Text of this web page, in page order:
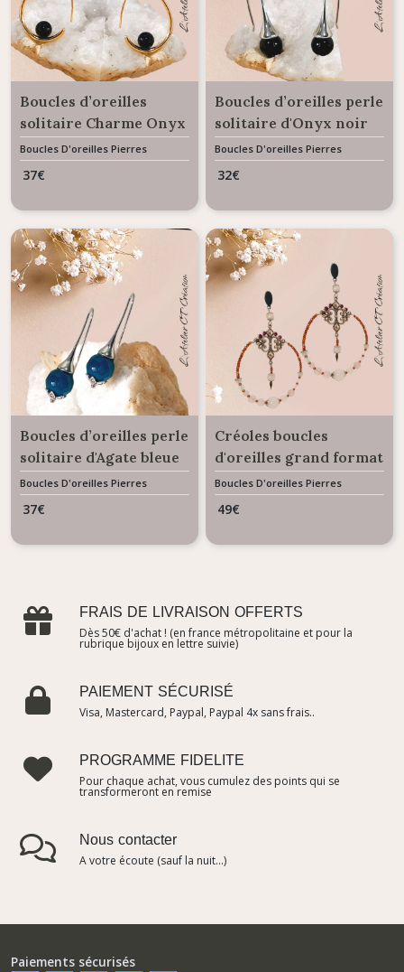
Boucles d’oreilles
solitaire Charme Onyx
noir
Boucles D'oreilles Pierres
Naturelles
37€
Boucles d’oreilles perle
solitaire d'Onyx noir
Boucles D'oreilles Pierres
Naturelles
32€
Boucles d’oreilles perle
solitaire d'Agate bleue
à facettes
Boucles D'oreilles Pierres
Naturelles
37€
Créoles boucles
d'oreilles grand format
Douceur Quartz Rose
Boucles D'oreilles Pierres
Naturelles
49€
FRAIS DE LIVRAISON OFFERTS
Dès 50€ d'achat ! (en france métropolitaine et pour la
rubrique bijoux en lettre suivie)
PAIEMENT SÉCURISÉ
Visa, Mastercard, Paypal, Paypal 4x sans frais..
PROGRAMME FIDELITE
Pour chaque achat, vous cumulez des points qui se
transformeront en remise
Nous contacter
A votre écoute (sauf la nuit...)
Paiements sécurisés